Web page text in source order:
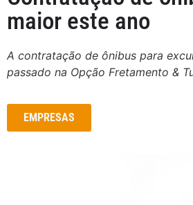
maior este ano
A contratação de ônibus para
passado na Opção Fretamento &
EMPRESAS